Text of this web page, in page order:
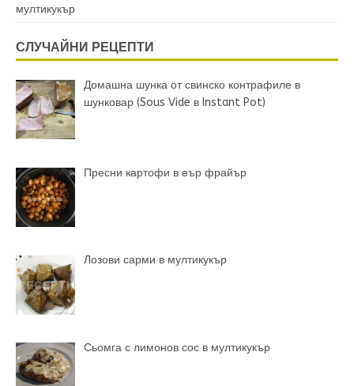
мултикукър
СЛУЧАЙНИ РЕЦЕПТИ
Домашна шунка от свинско контрафиле в
шунковар (Sous Vide в Instant Pot)
Пресни картофи в еър фрайър
Лозови сарми в мултикукър
Сьомга с лимонов сос в мултикукър